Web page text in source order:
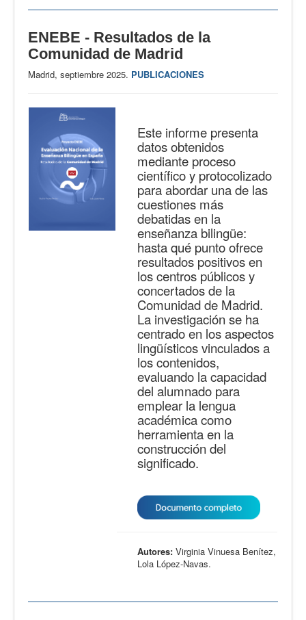
ENEBE - Resultados de la
Comunidad de Madrid
Madrid, septiembre 2025. PUBLICACIONES
Este informe presenta
datos obtenidos
mediante proceso
científico y protocolizado
para abordar una de las
cuestiones más
debatidas en la
enseñanza bilingüe:
hasta qué punto ofrece
resultados positivos en
los centros públicos y
concertados de la
Comunidad de Madrid.
La investigación se ha
centrado en los aspectos
lingüísticos vinculados a
los contenidos,
evaluando la capacidad
del alumnado para
emplear la lengua
académica como
herramienta en la
construcción del
significado.
Autores: Virginia Vinuesa Benítez,
Lola López-Navas.